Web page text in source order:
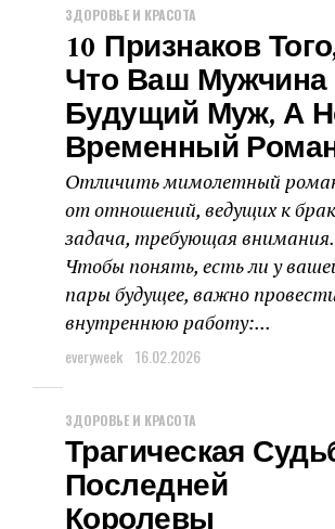
ЗДОРОВЬЕ И КРАСОТА
10 Признаков
Что Ваш
Будущий Муж, А
Временный
Отличить мимолетный
от отношений, ведущих к
задача, требующая внимания.
Чтобы понять, есть ли у
пары будущее, важно
внутреннюю работу:...
everyweek 16.02.2026
ЗДОРОВЬЕ И КРАСОТА
Трагическая
Последней